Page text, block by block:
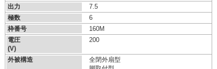
出力
7.5
極数
6
枠番号
160M
電圧
(V)
200
外被構造
全閉外扇型